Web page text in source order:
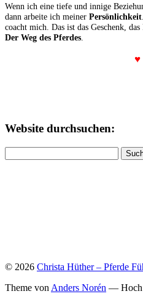
Wenn ich eine tiefe und innige
dann arbeite ich meiner Persönlichkeit
coacht mich. Das ist das Geschenk,
Der Weg des Pferdes
♥
Website durchsuchen:
nach:
© 2026 Christa Hüther – Pferde
Theme von Anders Norén — Hoch